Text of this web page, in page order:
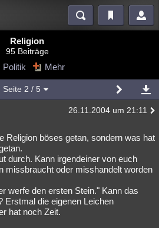
Blogs
Mystery Kriminalfälle
Technologie Ufologie
Orte Esoterik Literatur
Gruppen Gaming
Religion
95 Beiträge
Politik Mehr
Seite 2 / 5
26.11.2004 um 21:11
Religion böses getan, sondern was hat
durch. Kann irgendeiner von euch
missbraucht oder misshandelt worden
werfe den ersten Stein." Kann das
Erstmal die eigenen Leichen
hat noch Zeit.